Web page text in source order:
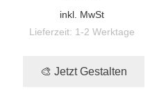
inkl. MwSt
Lieferzeit: 1-2 Werktage
🎨 Jetzt Gestalten